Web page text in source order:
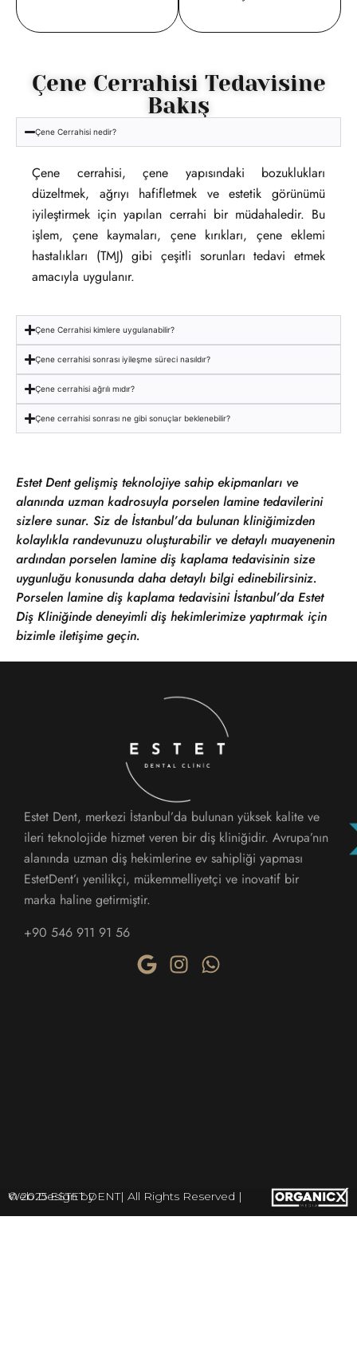
Çene Cerrahisi Tedavisine
Bakış
Çene Cerrahisi nedir?
Çene cerrahisi, çene yapısındaki bozuklukları
düzeltmek, ağrıyı hafifletmek ve estetik görünümü
iyileştirmek için yapılan cerrahi bir müdahaledir. Bu
işlem, çene kaymaları, çene kırıkları, çene eklemi
hastalıkları (TMJ) gibi çeşitli sorunları tedavi etmek
amacıyla uygulanır.
Çene Cerrahisi kimlere uygulanabilir?
Çene cerrahisi sonrası iyileşme süreci nasıldır?
Çene cerrahisi ağrılı mıdır?
Çene cerrahisi sonrası ne gibi sonuçlar beklenebilir?
Estet Dent gelişmiş teknolojiye sahip ekipmanları ve
alanında uzman kadrosuyla porselen lamine tedavilerini
sizlere sunar. Siz de İstanbul’da bulunan kliniğimizden
kolaylıkla randevunuzu oluşturabilir ve detaylı muayenenin
ardından porselen lamine diş kaplama tedavisinin size
uygunluğu konusunda daha detaylı bilgi edinebilirsiniz.
Porselen lamine diş kaplama tedavisini İstanbul’da Estet
Diş Kliniğinde deneyimli diş hekimlerimize yaptırmak için
bizimle iletişime geçin.
Estet Dent, merkezi İstanbul’da bulunan yüksek kalite ve
ileri teknolojide hizmet veren bir diş kliniğidir. Avrupa’nın
alanında uzman diş hekimlerine ev sahipliği yapması
EstetDent’ı yenilikçi, mükemmelliyetçi ve inovatif bir
marka haline getirmiştir.
+90 546 911 91 56
© 2025 ESTET DENT| All Rights Reserved | Web Design by